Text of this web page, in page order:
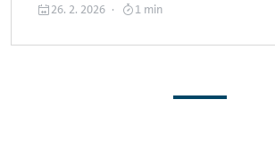
26. 2. 2026 1 min